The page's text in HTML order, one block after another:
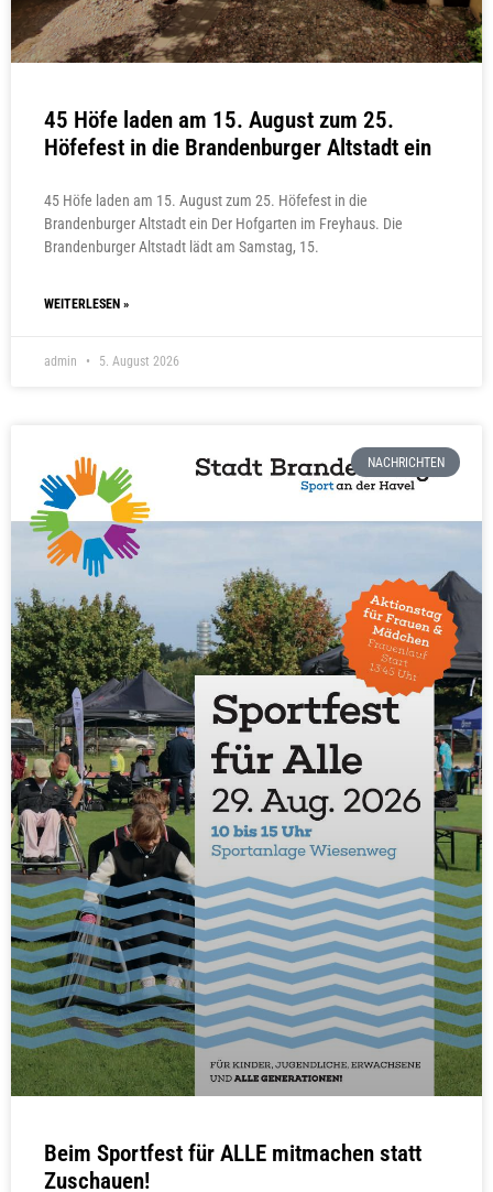
45 Höfe laden am 15. August zum 25.
Höfefest in die Brandenburger Altstadt ein
45 Höfe laden am 15. August zum 25. Höfefest in die
Brandenburger Altstadt ein Der Hofgarten im Freyhaus. Die
Brandenburger Altstadt lädt am Samstag, 15.
WEITERLESEN »
admin 5. August 2026
NACHRICHTEN
Beim Sportfest für ALLE mitmachen statt
Zuschauen!